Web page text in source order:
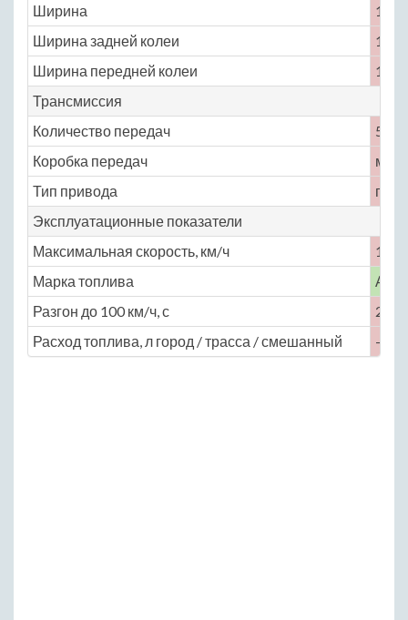
Ширина
1828
Ширина задней колеи
1600
Ширина передней колеи
1600
Трансмиссия
Количество передач
5
Коробка передач
Тип привода
Эксплуатационные показатели
Максимальная скорость, км/ч
150
Марка топлива
АИ-
Разгон до 100 км/ч, с
21.5
Расход топлива, л город / трасса / смешанный
— /